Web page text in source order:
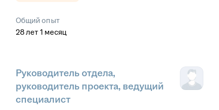
Общий опыт
28лет 1 месяц
Руководитель отдела,
руководитель проекта, ведущий
специалист